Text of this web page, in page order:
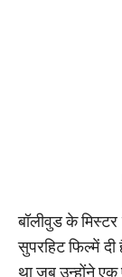
बॉलीवुड के
सुपरहिट फिल्में
था जब उन्होंने एक